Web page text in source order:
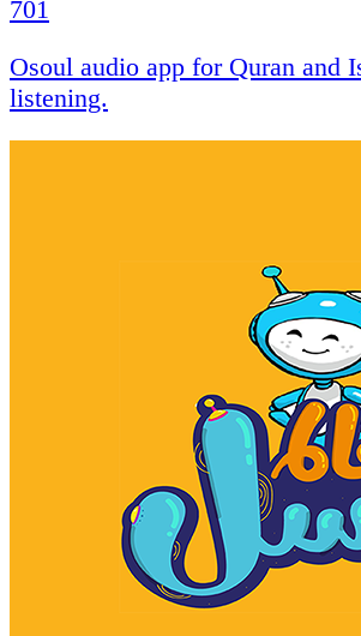
701
Osoul audio app for Quran and
listening.